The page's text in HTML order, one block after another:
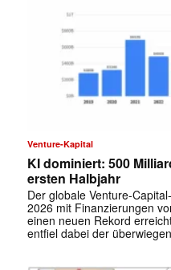
Venture-Kapital
KI dominiert: 500
ersten Halbjahr
Der globale Venture-
2026 mit Finanzierungen
einen neuen Rekord
entfiel dabei der